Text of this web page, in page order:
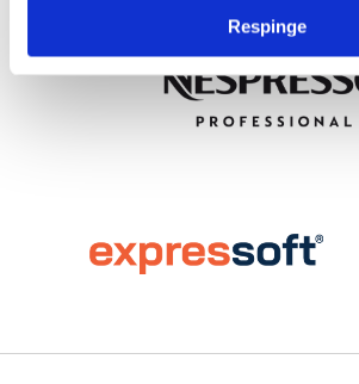
Respinge